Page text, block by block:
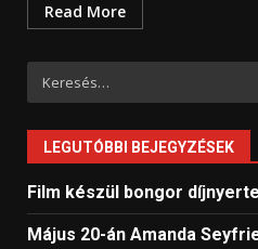
Read More
Keresés:
LEGUTÓBBI BEJEGYZÉSEK
Film készül bongor
Május 20-án Amanda